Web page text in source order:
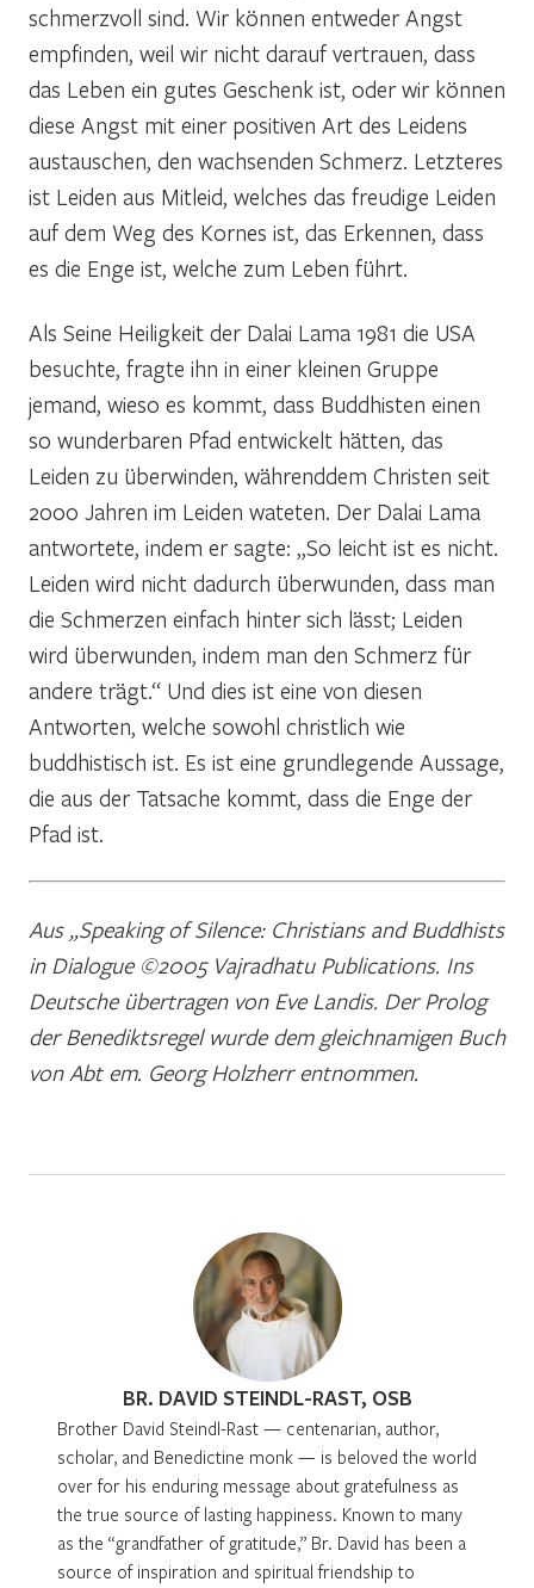
schmerzvoll sind. Wir können entweder Angst
empfinden, weil wir nicht darauf vertrauen, dass
das Leben ein gutes Geschenk ist, oder wir können
diese Angst mit einer positiven Art des Leidens
austauschen, den wachsenden Schmerz. Letzteres
ist Leiden aus Mitleid, welches das freudige Leiden
auf dem Weg des Kornes ist, das Erkennen, dass
es die Enge ist, welche zum Leben führt.
Als Seine Heiligkeit der Dalai Lama 1981 die USA
besuchte, fragte ihn in einer kleinen Gruppe
jemand, wieso es kommt, dass Buddhisten einen
so wunderbaren Pfad entwickelt hätten, das
Leiden zu überwinden, währenddem Christen seit
2000 Jahren im Leiden wateten. Der Dalai Lama
antwortete, indem er sagte: „So leicht ist es nicht.
Leiden wird nicht dadurch überwunden, dass man
die Schmerzen einfach hinter sich lässt; Leiden
wird überwunden, indem man den Schmerz für
andere trägt.“ Und dies ist eine von diesen
Antworten, welche sowohl christlich wie
buddhistisch ist. Es ist eine grundlegende Aussage,
die aus der Tatsache kommt, dass die Enge der
Pfad ist.
Aus „Speaking of Silence: Christians and Buddhists
in Dialogue ©2005 Vajradhatu Publications. Ins
Deutsche übertragen von Eve Landis. Der Prolog
der Benediktsregel wurde dem gleichnamigen Buch
von Abt em. Georg Holzherr entnommen.
BR. DAVID STEINDL-RAST, OSB
Brother David Steindl-Rast — centenarian, author,
scholar, and Benedictine monk — is beloved the world
over for his enduring message about gratefulness as
the true source of lasting happiness. Known to many
as the “grandfather of gratitude,” Br. David has been a
source of inspiration and spiritual friendship to